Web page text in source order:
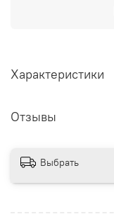
Характеристики
Отзывы
Выбрать